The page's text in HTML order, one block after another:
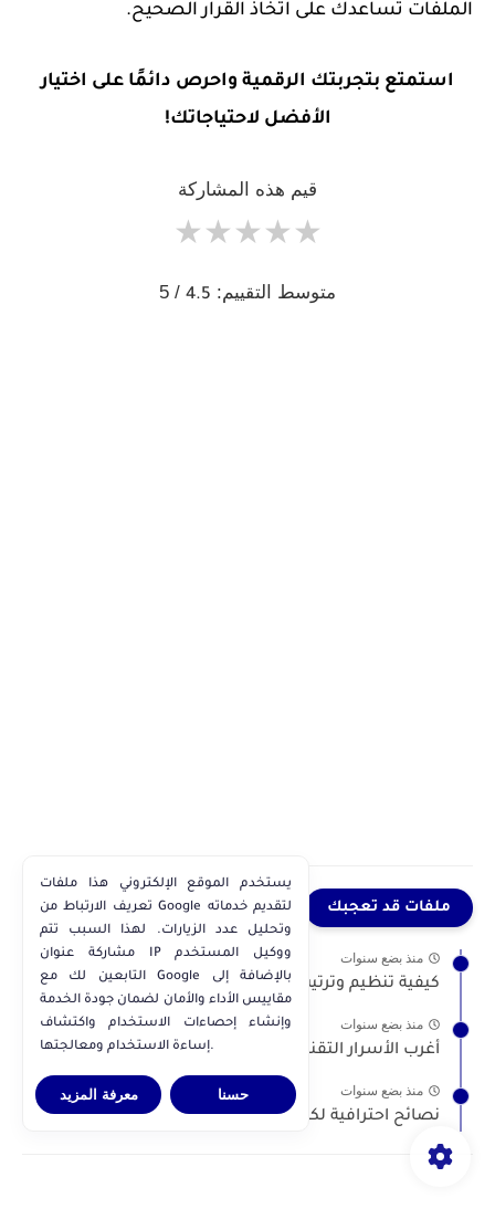
الملفات تساعدك على اتخاذ القرار الصحيح.
استمتع بتجربتك الرقمية واحرص دائمًا على اختيار
الأفضل لاحتياجاتك!
قيم هذه المشاركة
★
★
★
★
★
متوسط التقييم: 4.5
/ 5
ملفات قد تعجبك
منذ بضع سنوات
كيفية تنظيم وترتيب الملفات في الحاسوب
منذ بضع سنوات
أغرب الأسرار التقنية في جوجل التي قد لا تعرفها
منذ بضع سنوات
نصائح احترافية لكتابة محتوى مؤثر يتصدر البحث
يستخدم الموقع الإلكتروني هذا ملفات
تعريف الارتباط من Google لتقديم خدماته
وتحليل عدد الزيارات. لهذا السبب تتم
مشاركة عنوان IP ووكيل المستخدم
التابعين لك مع Google بالإضافة إلى
مقاييس الأداء والأمان لضمان جودة الخدمة
وإنشاء إحصاءات الاستخدام واكتشاف
إساءة الاستخدام ومعالجتها.
معرفة المزيد حسنا